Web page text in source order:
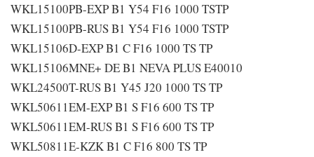
WKL15100PB-EXP B1 Y54 F16 1000 TSTP
WKL15100PB-RUS B1 Y54 F16 1000 TSTP
WKL15106D-EXP B1 C F16 1000 TS TP
WKL15106MNE+ DE B1 NEVA PLUS E40010
WKL24500T-RUS B1 Y45 J20 1000 TS TP
WKL50611EM-EXP B1 S F16 600 TS TP
WKL50611EM-RUS B1 S F16 600 TS TP
WKL50811E-KZK B1 C F16 800 TS TP